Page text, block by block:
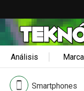
Análisis
Smartphones